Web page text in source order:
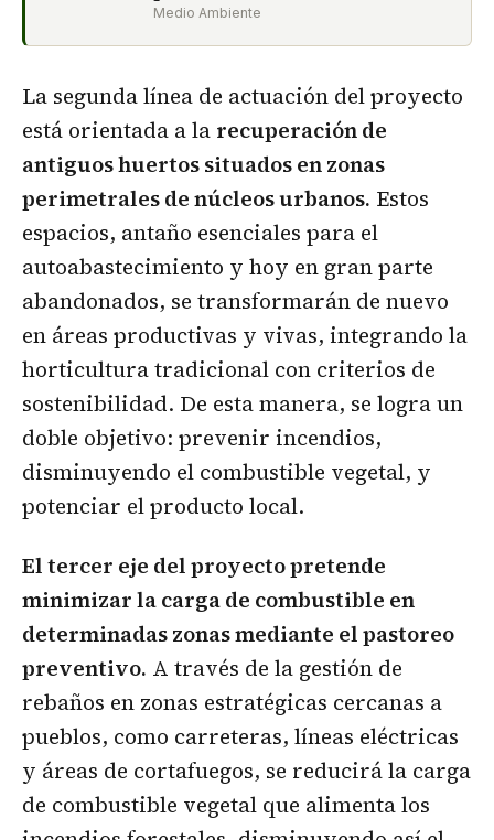
Medio Ambiente
La segunda línea de actuación del proyecto
está orientada a la recuperación de
antiguos huertos situados en zonas
perimetrales de núcleos urbanos. Estos
espacios, antaño esenciales para el
autoabastecimiento y hoy en gran parte
abandonados, se transformarán de nuevo
en áreas productivas y vivas, integrando la
horticultura tradicional con criterios de
sostenibilidad. De esta manera, se logra un
doble objetivo: prevenir incendios,
disminuyendo el combustible vegetal, y
potenciar el producto local.
El tercer eje del proyecto pretende
minimizar la carga de combustible en
determinadas zonas mediante el pastoreo
preventivo. A través de la gestión de
rebaños en zonas estratégicas cercanas a
pueblos, como carreteras, líneas eléctricas
y áreas de cortafuegos, se reducirá la carga
de combustible vegetal que alimenta los